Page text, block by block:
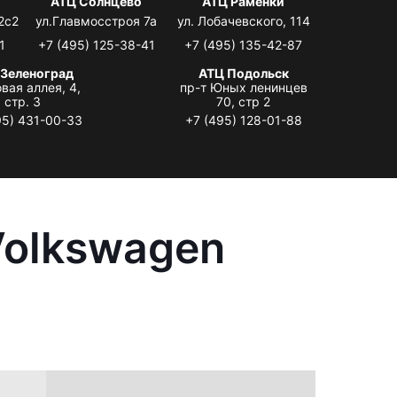
ул.Главмосстроя 7а
+7 (495) 125-38-41
ул. Лобачевского, 114
+7 (495) 135-42-87
аллея, 4,
стр. 3
431-00-33
АТЦ Подольск
пр-т Юных ленинцев
70, стр 2
+7 (495) 128-01-88